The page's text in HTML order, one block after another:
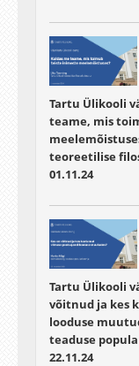
Tartu Ülikooli
teame, mis
teoreetilise
01.11.24
Tartu Ülikooli
võitnud ja kes
looduse
teaduse
22.11.24